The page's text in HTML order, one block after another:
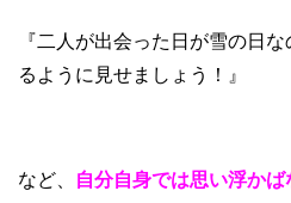
『二人が出会った日が雪の日
るように見せましょう！』
など、
自分自身では思い浮か